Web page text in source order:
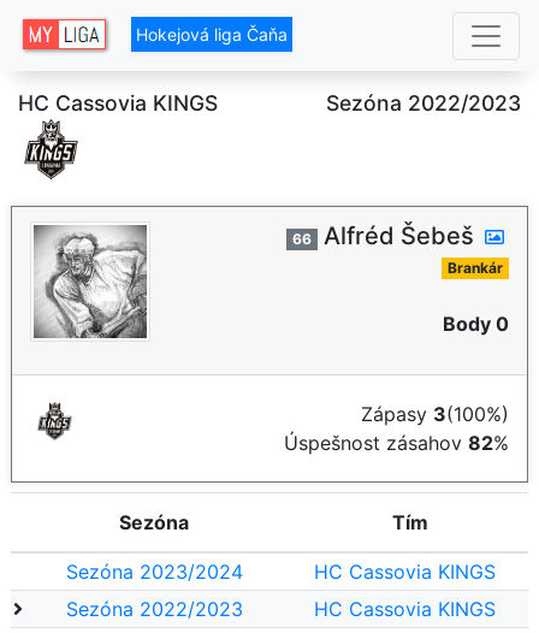
Hokejová liga Čaňa
HC Cassovia KINGS Sezóna 2022/2023
66 Alfréd Šebeš
Brankár
Body 0
Zápasy 3(100%)
Úspešnost zásahov 82%
Sezóna Tím
Sezóna 2023/2024
HC Cassovia KINGS
Sezóna 2022/2023
HC Cassovia KINGS